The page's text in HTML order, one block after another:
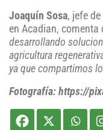
Joaquín Sosa, jefe
en Acadian, comenta
desarrollando
agricultura
ya que compartimos
Fotografía: https://